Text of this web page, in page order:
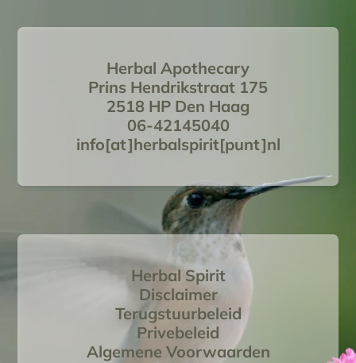
Herbal Apothecary
Prins Hendrikstraat 175
2518 HP Den Haag
06-42145040
info[at]herbalspirit[punt]nl
Herbal Spirit
Disclaimer
Terugstuurbeleid
Privebeleid
Algemene Voorwaarden